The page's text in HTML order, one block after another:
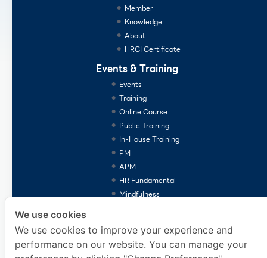
Member
Knowledge
About
HRCI Certificate
Events & Training
Events
Training
Online Course
Public Training
In-House Training
PM
APM
HR Fundamental
Mindfulness
We use cookies
We use cookies to improve your experience and
performance on our website. You can manage your